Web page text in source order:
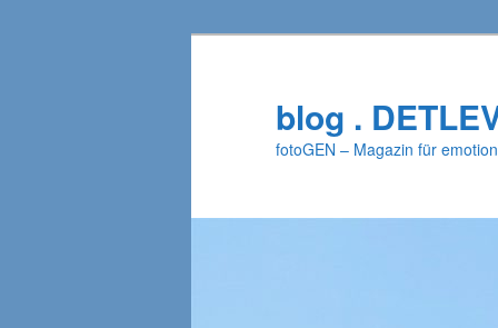
blog .
fotoGEN – Magazin für